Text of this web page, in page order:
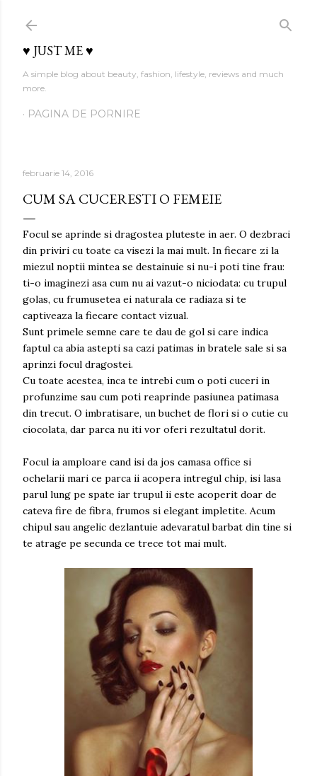
♥ JUST ME ♥
A simple blog about beauty, fashion, lifestyle, reviews and much
more.
PAGINA DE PORNIRE
februarie 14, 2016
CUM SA CUCERESTI O FEMEIE
Focul se aprinde si dragostea pluteste in aer. O dezbraci
din priviri cu toate ca visezi la mai mult. In fiecare zi la
miezul noptii mintea se destainuie si nu-i poti tine frau:
ti-o imaginezi asa cum nu ai vazut-o niciodata: cu trupul
golas, cu frumusetea ei naturala ce radiaza si te
captiveaza la fiecare contact vizual.
Sunt primele semne care te dau de gol si care indica
faptul ca abia astepti sa cazi patimas in bratele sale si sa
aprinzi focul dragostei.
Cu toate acestea, inca te intrebi cum o poti cuceri in
profunzime sau cum poti reaprinde pasiunea patimasa
din trecut. O imbratisare, un buchet de flori si o cutie cu
ciocolata, dar parca nu iti vor oferi rezultatul dorit.
Focul ia amploare cand isi da jos camasa office si
ochelarii mari ce parca ii acopera intregul chip, isi lasa
parul lung pe spate iar trupul ii este acoperit doar de
cateva fire de fibra, frumos si elegant impletite. Acum
chipul sau angelic dezlantuie adevaratul barbat din tine si
te atrage pe secunda ce trece tot mai mult.